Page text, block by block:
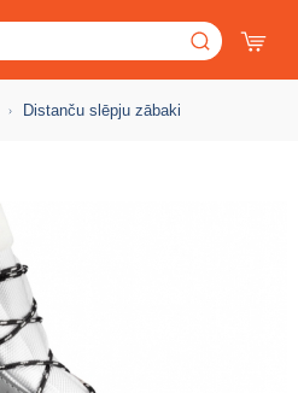
Distanču slēpju zābaki